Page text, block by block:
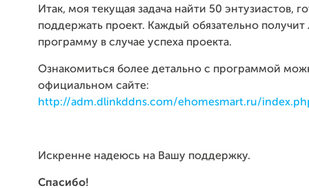
Итак, моя текущая задача найти 50 энтузиастов,
поддержать проект. Каждый обязательно
программу в случае успеха проекта.
Ознакомиться более детально с программой
официальном сайте:
http://adm.dlinkddns.com/ehomesmart.ru/
Искренне надеюсь на Вашу поддержку.
Спасибо!